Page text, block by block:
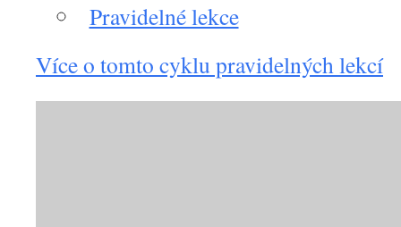
Pravidelné lekce
Více o tomto cyklu pravidelných lekcí